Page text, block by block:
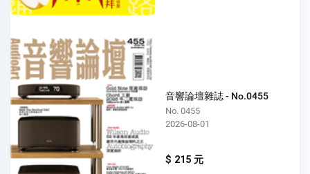
音響論壇雜誌 - No.0455
No. 0455
2026-08-01
$ 215 元